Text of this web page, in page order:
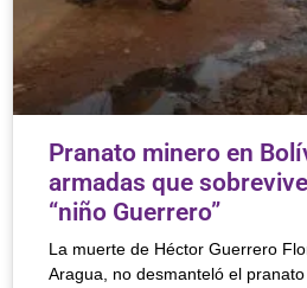
Pranato minero en
armadas que
“niño Guerrero”
La muerte de Héctor Guerrero
Aragua, no desmanteló el